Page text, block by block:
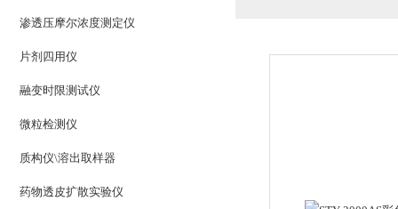
渗透压摩尔浓度测定仪
片剂四用仪
融变时限测试仪
微粒检测仪
质构仪\溶出取样器
药物透皮扩散实验仪